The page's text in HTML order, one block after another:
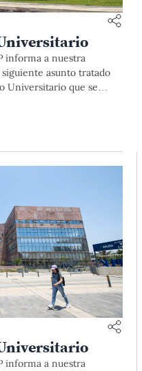
informa a nuestra
asunto tratado
Universitario que se
de 2026: El Dr. Julio del
informa a nuestra